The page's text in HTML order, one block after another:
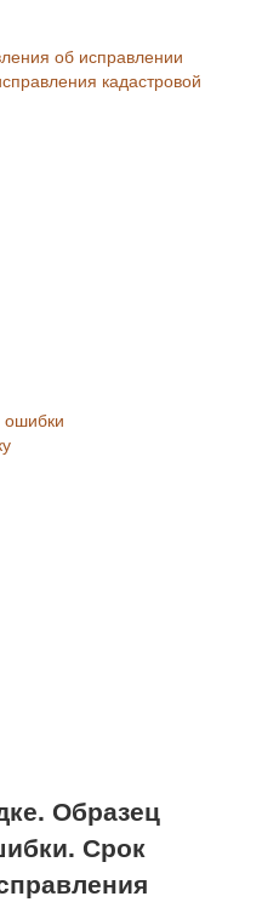
об исправлении
кадастровой
ошибки
Образец
Срок